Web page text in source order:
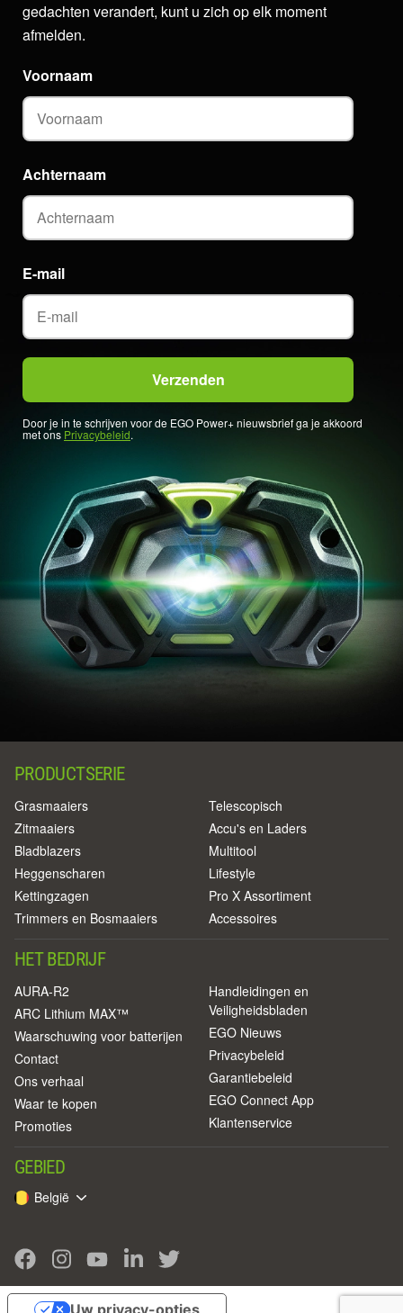
gedachten verandert, kunt u zich op elk moment
afmelden.
E-mail
Voornaam
Achternaam
Door je in te schrijven voor de EGO Power+ nieuwsbrief ga je akkoord
met ons Privacybeleid.
PRODUCTSERIE
Grasmaaiers
Zitmaaiers
Bladblazers
Heggenscharen
Kettingzagen
Trimmers en Bosmaaiers
Telescopisch
Accu's en Laders
Multitool
Lifestyle
Pro X Assortiment
Accessoires
HET BEDRIJF
AURA-R2
ARC Lithium MAX™
Waarschuwing voor batterijen
Contact
Ons verhaal
Waar te kopen
Promoties
Handleidingen en
Veiligheidsbladen
EGO Nieuws
Privacybeleid
Garantiebeleid
EGO Connect App
Klantenservice
GEBIED
België